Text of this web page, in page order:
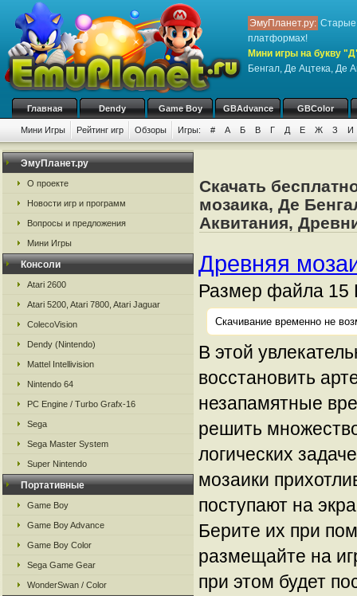
ЭмуПланет.ру: Старые
платформах!
Мини игры на букву
Бенгал, Де Ацтека, Де
Главная Dendy Game Boy GBAdvance GBColor
Мини Игры Рейтинг игр Обзоры Игры: # А Б В Г Д Е Ж З И
ЭмуПланет.ру
О проекте
Новости игр и программ
Вопросы и предложения
Мини Игры
Консоли
Atari 2600
Atari 5200, Atari 7800, Atari Jaguar
ColecoVision
Dendy (Nintendo)
Mattel Intellivision
Nintendo 64
PC Engine / Turbo Grafx-16
Sega
Sega Master System
Super Nintendo
Портативные
Game Boy
Game Boy Advance
Game Boy Color
Sega Game Gear
WonderSwan / Color
Скачать
мозаика, Де
Аквитания,
Древняя
Размер файла 15
Скачивание временно не
В этой
восстановить
незапамятные
решить
логических
мозаики
поступают на
Берите их при
размещайте на
при этом будет